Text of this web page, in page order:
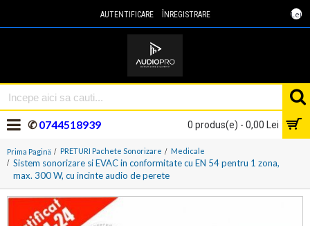
Lei
AUTENTIFICARE ÎNREGISTRARE
0 produs(e) - 0,00 Lei
✆0744518939
Prima Pagină PRETURI Pachete Sonorizare Medicale
Sistem sonorizare si EVAC in conformitate cu EN 54 pentru 1 zona,
max. 300 W, cu incinte audio de perete